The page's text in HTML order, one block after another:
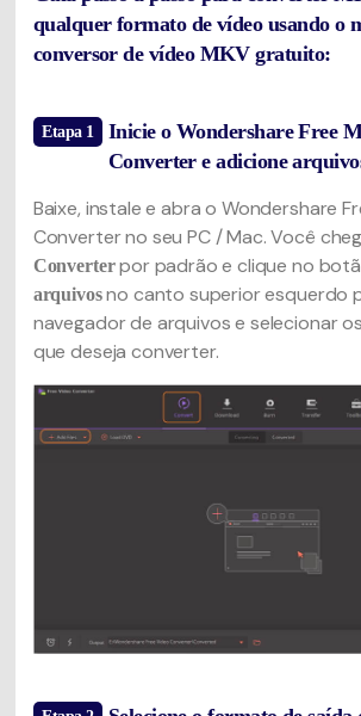
qualquer formato de vídeo usando o
conversor de vídeo MKV gratuito:
Etapa 1
Inicie o Wondershare Free
Converter e adicione
Baixe, instale e abra o Wondershare
Converter no seu PC / Mac. Você
Converterpor padrão e clique no
arquivosno canto superior esquerdo
navegador de arquivos e selecionar
que deseja converter.